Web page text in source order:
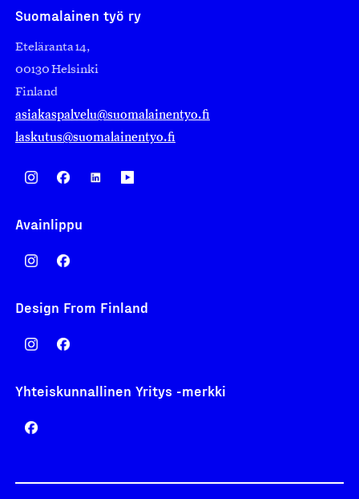
Suomalainen työ ry
Eteläranta 14,
00130 Helsinki
Finland
asiakaspalvelu@suomalainentyo.fi
laskutus@suomalainentyo.fi
Avainlippu
Design From Finland
Yhteiskunnallinen Yritys -merkki